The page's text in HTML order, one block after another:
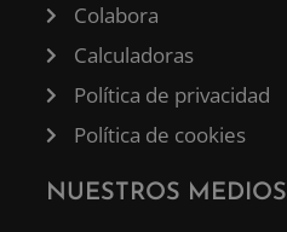
Colabora
Calculadoras
Política de privacidad
Política de cookies
NUESTROS MEDIOS